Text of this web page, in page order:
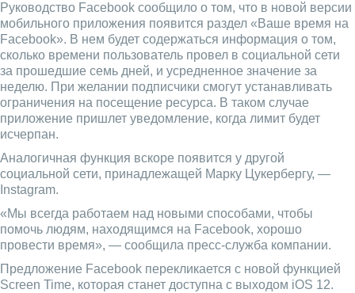
Руководство Facebook сообщило о том, что в новой версии
мобильного приложения появится раздел «Ваше время на
Facebook». В нем будет содержаться информация о том,
сколько времени пользователь провел в социальной сети
за прошедшие семь дней, и усредненное значение за
неделю. При желании подписчики смогут устанавливать
ограничения на посещение ресурса. В таком случае
приложение пришлет уведомление, когда лимит будет
исчерпан.
Аналогичная функция вскоре появится у другой
социальной сети, принадлежащей Марку Цукербергу, —
Instagram.
«Мы всегда работаем над новыми способами, чтобы
помочь людям, находящимся на Facebook, хорошо
провести время», — сообщила пресс-служба компании.
Предложение Facebook перекликается с новой функцией
Screen Time, которая станет доступна с выходом iOS 12.